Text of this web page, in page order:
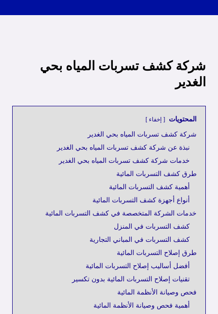
شركة كشف تسربات المياه بحي
الغدير
المحتويات إخفاء
شركة كشف تسربات المياه بحي الغدير
نبذة عن شركة كشف تسربات المياه بحي الغدير
خدمات شركة كشف تسربات المياه بحي الغدير
طرق كشف التسربات المائية
أهمية كشف التسربات المائية
أنواع أجهزة كشف التسربات المائية
خدمات الشركة المتخصصة في كشف التسربات المائية
كشف التسربات في المنزل
كشف التسربات في المباني التجارية
طرق إصلاح التسربات المائية
أفضل أساليب إصلاح التسربات المائية
تقنيات إصلاح التسربات المائية بدون تكسير
فحص وصيانة الأنظمة المائية
أهمية فحص وصيانة الأنظمة المائية